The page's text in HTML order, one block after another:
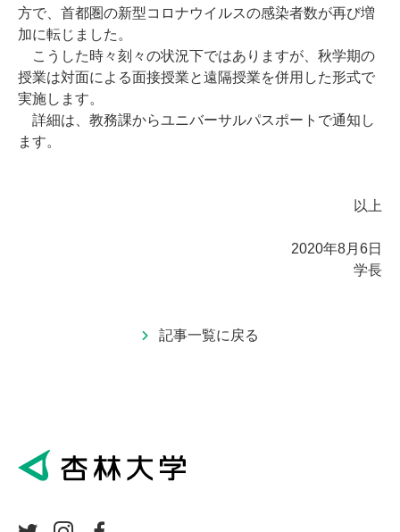
方で、首都圏の新型コロナウイルスの感染者数が再び増
加に転じました。
こうした時々刻々の状況下ではありますが、秋学期の
授業は対面による面接授業と遠隔授業を併用した形式で
実施します。
詳細は、教務課からユニバーサルパスポートで通知し
ます。
以上
2020年8月6日
学長
記事一覧に戻る